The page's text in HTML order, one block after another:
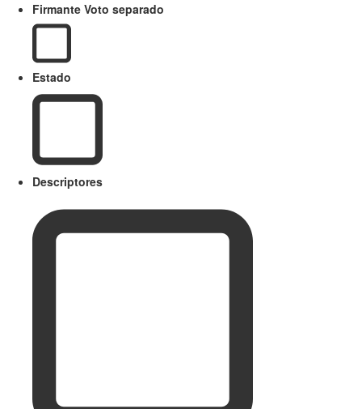
Firmante Voto separado
Estado
Descriptores